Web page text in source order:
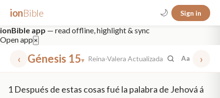
ionBible 🌙 Sign in
ionBible app — read offline, highlight & sync
Open app ×
‹ Génesis 15▾ Reina-Valera Actualizada Aa ›
1 Después de estas cosas fué la palabra de Jehová á